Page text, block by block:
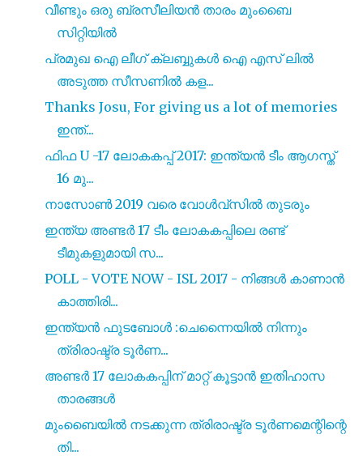
വീണ്ടും ഒരു ബ്രസീലിയൻ താരം മുംബൈ
സിറ്റിയിൽ
പ്രമുഖ ഐ ലീഗ് ക്ലബ്ബുകൾ ഐ എസ് ലിൽ
അടുത്ത സീസണിൽ കള...
Thanks Josu, For giving us a lot of memories
ഇന്ത്...
ഫിഫ U -17 ലോകകപ്പ് 2017: ഇന്ത്യൻ ടീം ആഗസ്ത്
16 മു...
നാസോൺ 2019 വരെ വോൾവ്സിൽ തുടരും
ഇന്ത്യ അണ്ടർ 17 ടീം ലോകകപ്പിലെ രണ്ട്
ടീമുകളുമായി സ...
POLL - VOTE NOW - ISL 2017 - നിങ്ങൾ കാണാൻ
കാത്തിരി...
ഇന്ത്യൻ ഫുടബോൾ :ചെന്നൈയിൽ നിന്നും
ത്രിരാഷ്ട്ര ടൂർണ...
അണ്ടർ 17 ലോകകപ്പിന് മാറ്റ് കൂട്ടാൻ ഇതിഹാസ
താരങ്ങൾ
മുംബൈയിൽ നടക്കുന്ന ത്രിരാഷ്ട്ര ടൂർണമെന്റിന്റെ
തി...